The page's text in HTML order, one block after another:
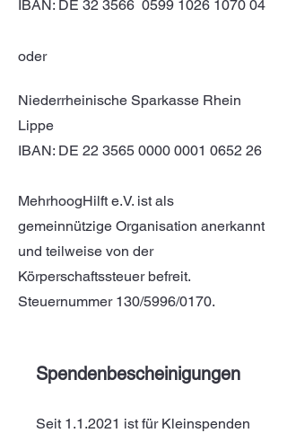
IBAN: DE 32 3566 0599 1026 1070 04
oder
Niederrheinische Sparkasse Rhein
Lippe
IBAN: DE 22 3565 0000 0001 0652 26
MehrhoogHilft e.V. ist als
gemeinnützige Organisation anerkannt
und teilweise von der
Körperschaftssteuer befreit.
Steuernummer 130/5996/0170.
Spendenbescheinigungen
Seit 1.1.2021 ist für Kleinspenden